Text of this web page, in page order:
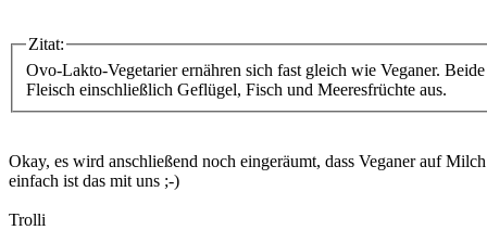
Zitat:
Ovo-Lakto-Vegetarier ernähren sich fast gleich wie Veganer.
Fleisch einschließlich Geflügel, Fisch und Meeresfrüchte aus.
Okay, es wird anschließend noch eingeräumt, dass Veganer auf
einfach ist das mit uns ;-)
Trolli